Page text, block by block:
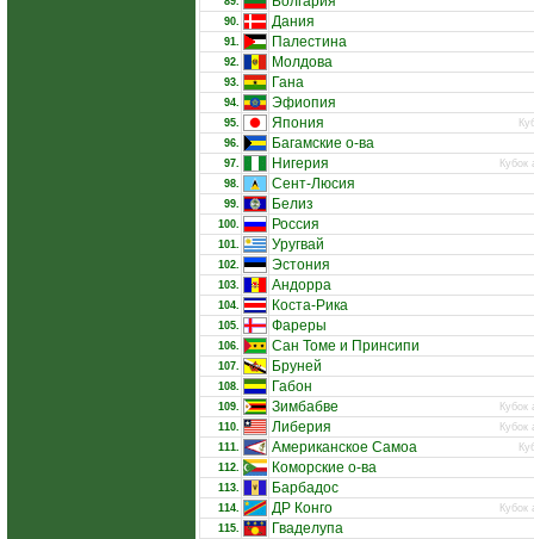
90. Дания
91. Палестина
92. Молдова
93. Гана
94. Эфиопия
95. Япония
96.
Багамские о-ва
97. Нигерия
Кубок
98.
Сент-Люсия
99. Белиз
100. Россия
101. Уругвай
102. Эстония
103. Андорра
104. Коста-Рика
105. Фареры
106. Сан Томе и Принсипи
107. Бруней
108. Габон
109. Зимбабве
Кубок
110.
Либерия
Кубок
111.
Американское Самоа
112.
Коморские о-ва
113. Барбадос
114. ДР Конго
Кубок
115.
Гваделупа